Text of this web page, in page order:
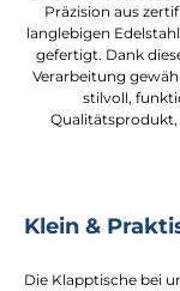
Präzision aus
langlebigen
gefertigt. Dank
Verarbeitung
stilvoll,
Qualitätsprodukt,
Klein &
Die Klapptische bei